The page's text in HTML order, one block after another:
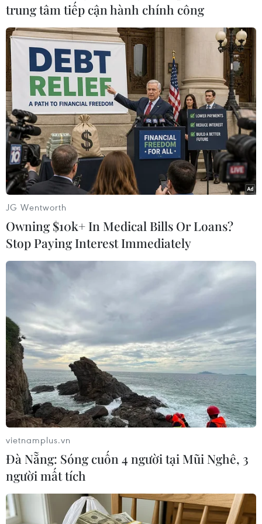
đưa ma túy từ Lào sang Điện Biên để bán kiếm
lời.
Hiện chuyên án đang tiếp tục được đấu tranh
mở rộng./.
(TTXVN/Vietnam+)
#ma túy #quốc tịch Lào
#Công an tỉnh Điện Biên
#mua bán
#vận chuyển trái phép chất ma túy
#súng quân dụng
#Điện Biên Điện Biên Lào
Theo dõi VietnamPlus
TIN LIÊN QUAN
trung tâm tiếp cận hành chính công
JG Wentworth
Owning $10k+ In Medical Bills Or Loans?
Stop Paying Interest Immediately
vietnamplus.vn
Đà Nẵng: Sóng cuốn 4 người tại Mũi Nghê, 3
người mất tích